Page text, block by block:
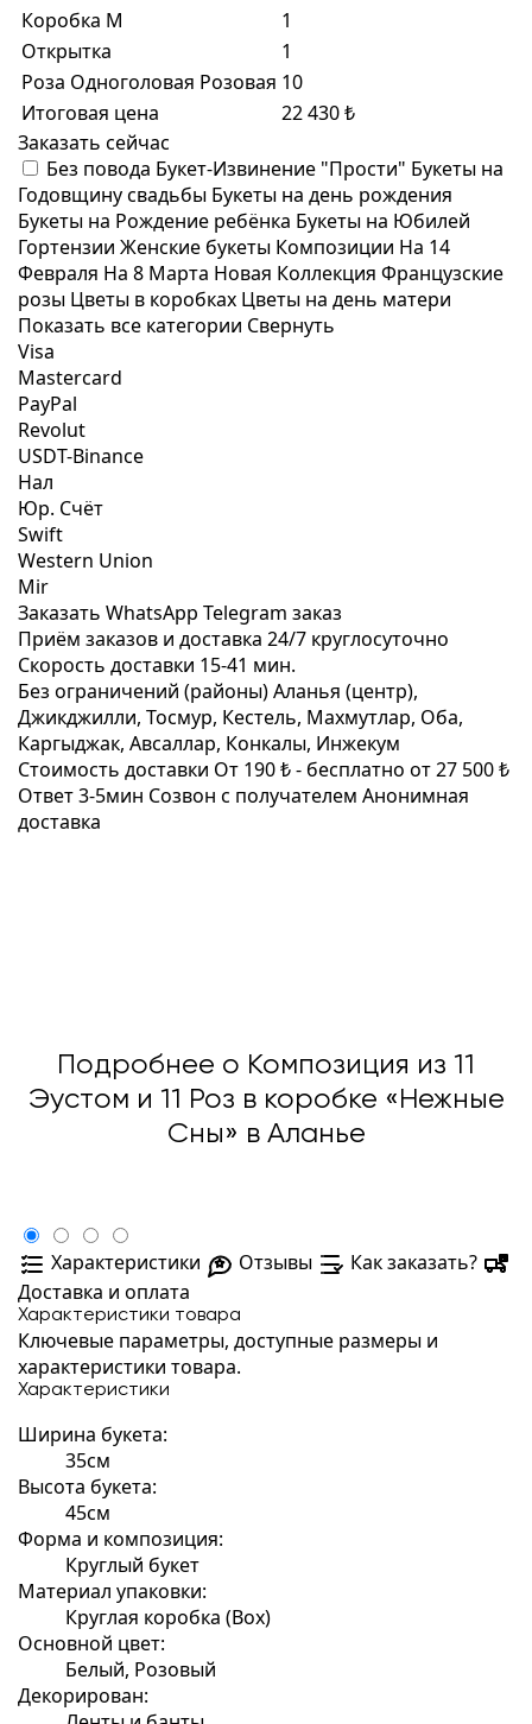
Коробка M
1
Открытка
1
Роза Одноголовая Розовая 10
Итоговая цена
22 430 ₺
Заказать сейчас
Без повода Букет-Извинение "Прости" Букеты на
Годовщину свадьбы Букеты на день рождения
Букеты на Рождение ребёнка Букеты на Юбилей
Гортензии Женские букеты Композиции На 14
Февраля На 8 Марта Новая Коллекция Французские
розы Цветы в коробках Цветы на день матери
Показать все категории Свернуть
Visa
Mastercard
PayPal
Revolut
USDT-Binance
Нал
Юр. Счёт
Swift
Western Union
Mir
Заказать WhatsApp Telegram заказ
Приём заказов и доставка 24/7 круглосуточно
Скорость доставки 15-41 мин.
Без ограничений (районы)Аланья (центр),
Джикджилли, Тосмур, Кестель, Махмутлар, Оба,
Каргыджак, Авсаллар, Конкалы, Инжекум
Стоимость доставки От 190 ₺ - бесплатно от 27 500 ₺
Ответ 3-5мин Созвон с получателем Анонимная
доставка
Подробнее о Композиция из 11
Эустом и 11 Роз в коробке «Нежные
Сны» в Аланье
Характеристики Отзывы
Как заказать?
Доставка и оплата
Характеристики товара
Ключевые параметры, доступные размеры и
характеристики товара.
Характеристики
Ширина букета:
35см
Высота букета:
45см
Форма и композиция:
Круглый букет
Материал упаковки:
Круглая коробка (Box)
Основной цвет:
Белый, Розовый
Декорирован: